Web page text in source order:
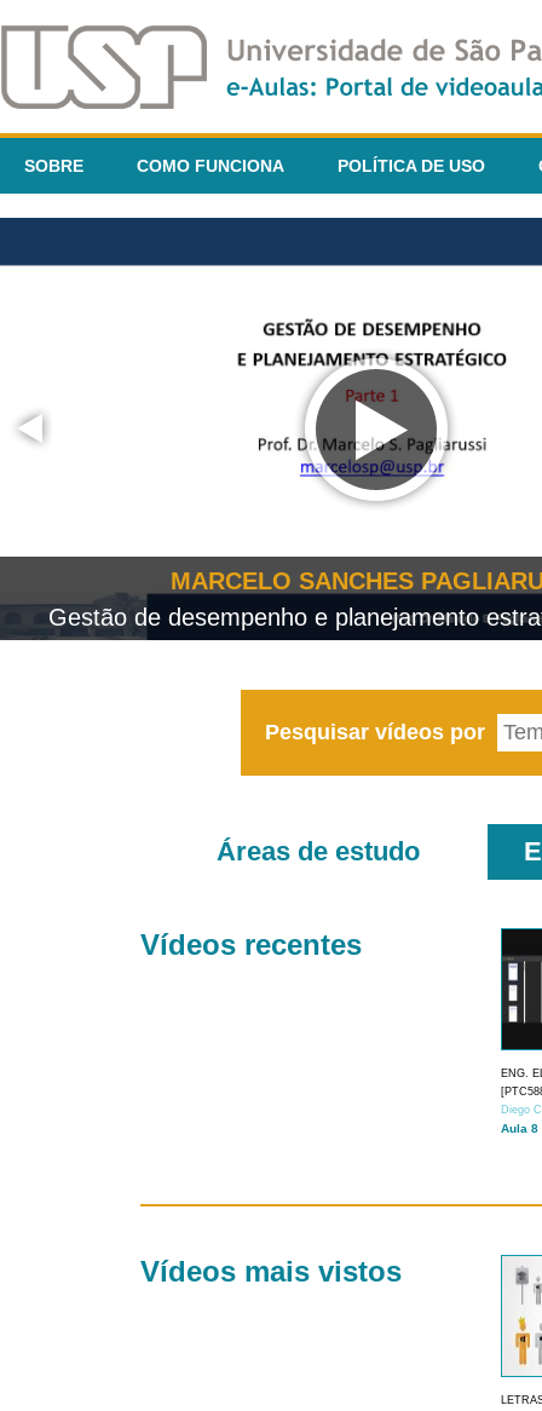
SOBRE COMO FUNCIONA POLÍTICA DE USO
MARCELO SANCHES
Gestão de desempenho e planejamento
Pesquisar vídeos por
Áreas de estudo
Vídeos recentes
ENG.
Diego
Aula 8
Vídeos mais vistos